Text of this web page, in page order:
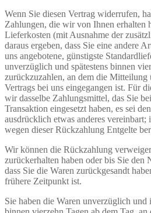
Wenn Sie diesen Vertrag widerrufen,
Zahlungen, die wir von Ihnen erhalten
Lieferkosten (mit Ausnahme der
daraus ergeben, dass Sie eine andere
uns angebotene, günstigste
unverzüglich und spätestens binnen
zurückzuzahlen, an dem die Mitteilung
Vertrags bei uns eingegangen ist. Für
wir dasselbe Zahlungsmittel, das Sie
Transaktion eingesetzt haben, es sei
ausdrücklich etwas anderes
wegen dieser Rückzahlung Entgelte
Wir können die Rückzahlung
zurückerhalten haben oder bis Sie den
dass Sie die Waren zurückgesandt
frühere Zeitpunkt ist.
Sie haben die Waren unverzüglich und